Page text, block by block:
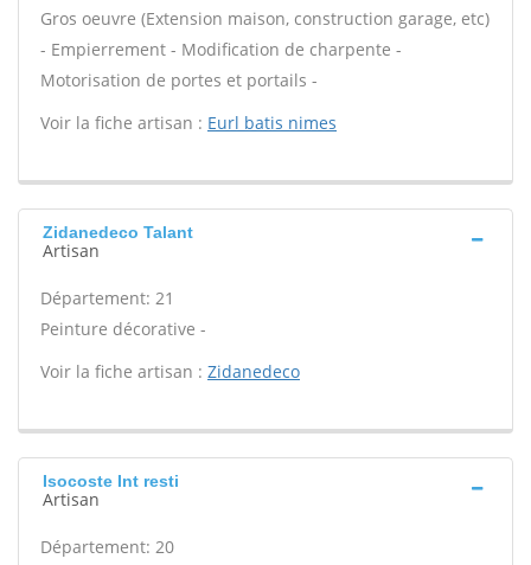
Gros oeuvre (Extension maison, construction garage, etc)
- Empierrement - Modification de charpente -
Motorisation de portes et portails -
Voir la fiche artisan : Eurl batis nimes
Zidanedeco Talant
Artisan
Département: 21
Peinture décorative -
Voir la fiche artisan : Zidanedeco
Isocoste Int resti
Artisan
Département: 20